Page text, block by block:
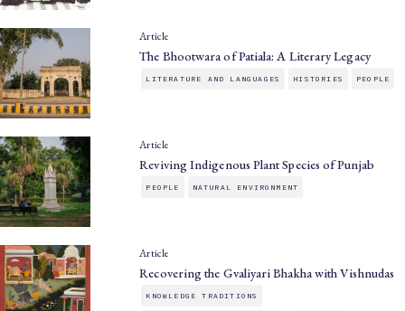
Article
The Bhootwara of Patiala: A Literary Legacy
LITERATURE AND LANGUAGES HISTORIES PEOPLE
Article
Reviving Indigenous Plant Species of Punjab
PEOPLE NATURAL ENVIRONMENT
Article
Recovering the Gvaliyari Bhakha with Vishnudas
KNOWLEDGE TRADITIONS